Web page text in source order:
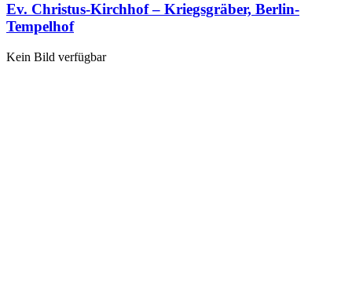
Ev. Christus-Kirchhof – Kriegsgräber, Berlin-
Tempelhof
Kein Bild verfügbar